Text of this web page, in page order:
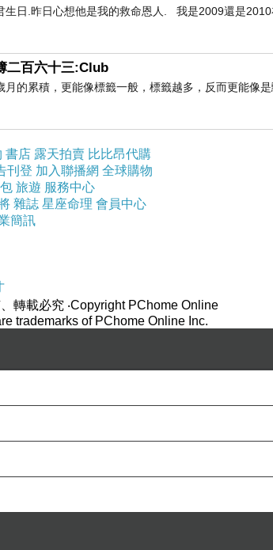
錐形山峰，被稱為七峰山（
幾百公尺，經過市議會廣場，沿途
，不遠處就是登山電車站，我們直
生日.昨日心想他是我的救命恩人. 我是2009還是
二百六十三:Club
月的累積，更能像標籤一般，標籤越多，反而更能像
書店 露天拍賣 比比昂代購
刊登 加入聯播網 全球購物
旅遊 服務中心
雜誌 星座命理 會員中心
簡訊
轉載必究 ‧Copyright PChome Online
trademarks of PChome Online Inc.